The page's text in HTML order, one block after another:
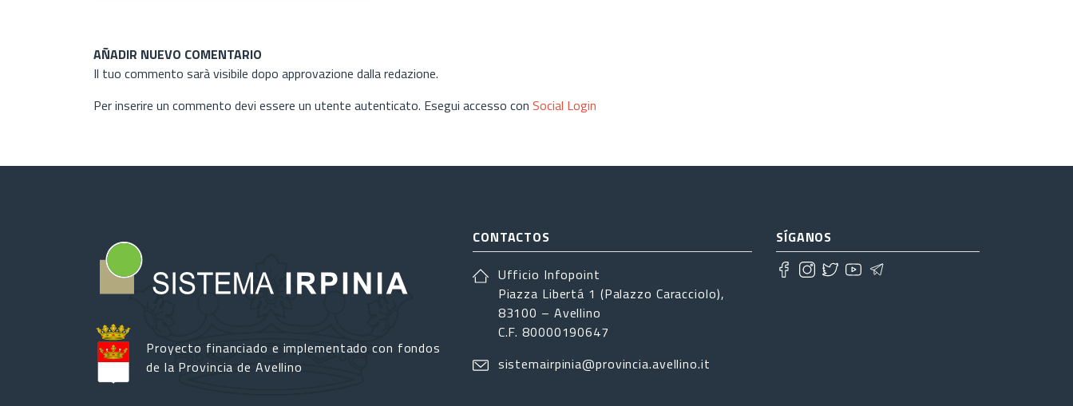
AÑADIR NUEVO COMENTARIO
Il tuo commento sarà visibile dopo approvazione dalla redazione.
Per inserire un commento devi essere un utente autenticato. Esegui accesso con Social Login
Proyecto financiado e implementado con fondos
de la Provincia de Avellino
CONTACTOS
Ufficio Infopoint
Piazza Libertá 1 (Palazzo Caracciolo),
83100 – Avellino
C.F. 80000190647
sistemairpinia@provincia.avellino.it
SÍGANOS